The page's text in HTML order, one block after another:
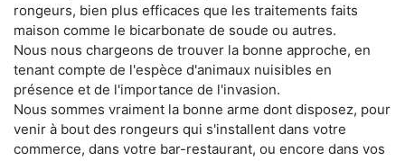
rongeurs, bien plus efficaces que les traitements faits
maison comme le bicarbonate de soude ou autres.
Nous nous chargeons de trouver la bonne approche, en
tenant compte de l'espèce d'animaux nuisibles en
présence et de l'importance de l'invasion.
Nous sommes vraiment la bonne arme dont disposez, pour
venir à bout des rongeurs qui s'installent dans votre
commerce, dans votre bar-restaurant, ou encore dans vos